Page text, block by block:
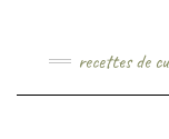
recettes de